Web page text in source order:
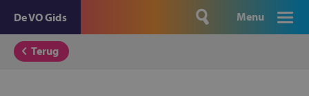
De VO Gids Menu
Terug